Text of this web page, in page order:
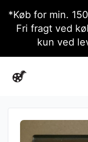
*Køb for min.
Fri fragt ved
kun ved